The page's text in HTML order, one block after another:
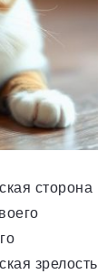
сторона
зрелость